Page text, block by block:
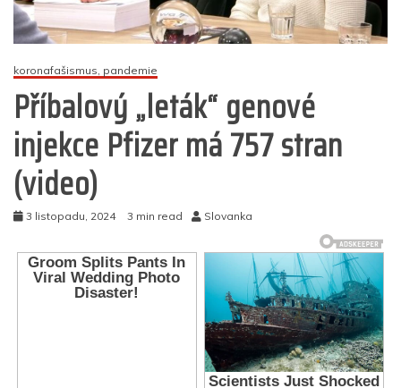
koronafašismus, pandemie
Příbalový „leták“ genové
injekce Pfizer má 757 stran
(video)
3 listopadu, 2024 3 min read Slovanka